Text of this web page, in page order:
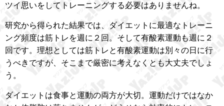
ツイ思いをしてトレーニングする必要はありませんね。
研究から得られた結果では、ダイエットに最適なトレーニ
ング頻度は筋トレを週に２回。そして有酸素運動も週に２
回です。理想としては筋トレと有酸素運動は別々の日に行
うべきですが、そこまで厳密に考えなくとも大丈夫でしょ
う。
ダイエットは食事と運動の両方が大切。運動だけではなか